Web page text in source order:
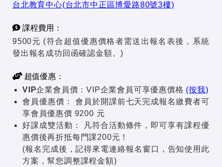
台北教育中心(台北市中正區博愛路80號3樓)
課程費用：
9500元 (符合超值優惠價格者需送出報名表後，系統
發出報名成功回函確認金額。)
超值優惠：
VIP企業會員價：VIP企業會員可享優惠價格 (按我)
會員優惠價：
會員於開課前七天完成報名繳費者可
享會員優惠價 9200 元
好課成雙活動：
凡符合活動條件，即可享有課程優
惠價後再折抵每門課200元！
(報名完成後，記得來電連絡報名窗口，告知使用此
方案，幫您調整課程金額)